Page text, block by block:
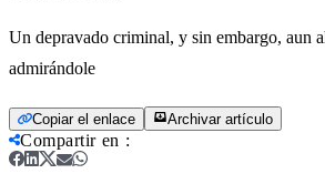
Un depravado criminal, y sin embargo, aun
admirándole
Copiar el enlace Archivar artículo
Compartir en :